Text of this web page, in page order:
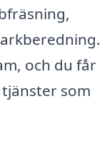
och du får
som